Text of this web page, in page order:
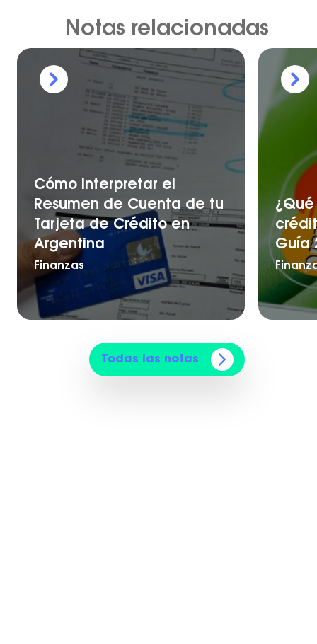
Notas relacionadas
Cómo Interpretar el
Resumen de Cuenta de tu
Tarjeta de Crédito en
Argentina
Finanzas
Guía
Todas las notas